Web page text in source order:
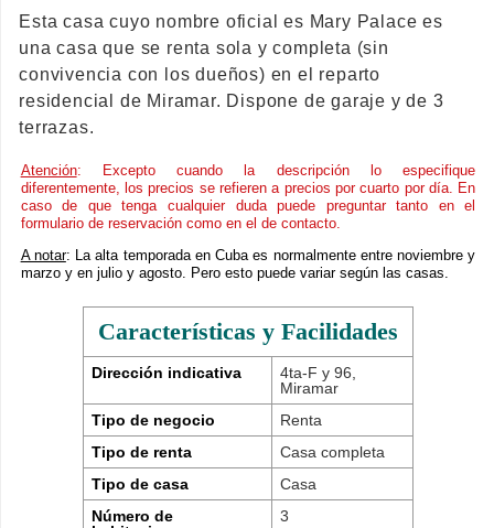
Esta casa cuyo nombre oficial es Mary Palace es
una casa que se renta sola y completa (sin
convivencia con los dueños) en el reparto
residencial de Miramar. Dispone de garaje y de 3
terrazas.
Atención: Excepto cuando la descripción lo especifique
diferentemente, los precios se refieren a precios por cuarto por día. En
caso de que tenga cualquier duda puede preguntar tanto en el
formulario de reservación como en el de contacto.
A notar: La alta temporada en Cuba es normalmente entre noviembre y
marzo y en julio y agosto. Pero esto puede variar según las casas.
Características y Facilidades
Dirección indicativa
4ta-F y 96,
Miramar
Tipo de negocio
Renta
Tipo de renta
Casa completa
Tipo de casa
Casa
Número de
3